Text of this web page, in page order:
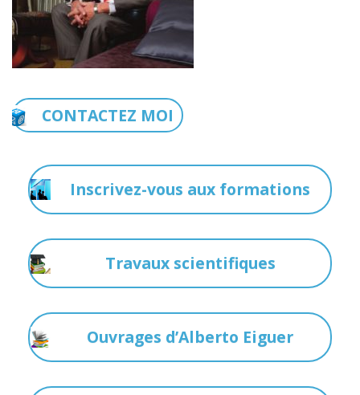
CONTACTEZ MOI
Inscrivez-vous aux formations
Travaux scientifiques
Ouvrages d’Alberto Eiguer